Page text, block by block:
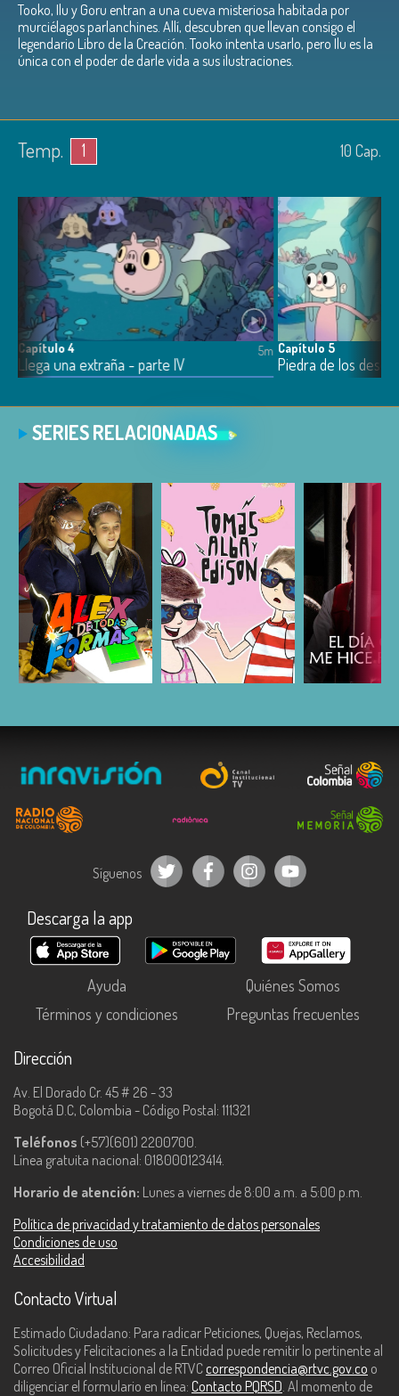
Tooko, Ilu y Goru entran a una cueva misteriosa habitada por
murciélagos parlanchines. Allí, descubren que llevan consigo el
legendario Libro de la Creación. Tooko intenta usarlo, pero Ilu es la
única con el poder de darle vida a sus ilustraciones.
Temp. 1 10 Cap.
Capítulo 4
Llega una extraña - parte IV
5m Capítulo 5
Piedra de los
SERIES RELACIONADAS
ESCUCHAR ESCUCHAR
Síguenos
Descarga la app
Ayuda
Quiénes Somos
Términos y condiciones
Preguntas frecuentes
Dirección
Av. El Dorado Cr. 45 # 26 - 33
Bogotá D.C, Colombia - Código Postal: 111321
Teléfonos (+57)(601) 2200700.
Línea gratuita nacional: 018000123414.
Horario de atención: Lunes a viernes de 8:00 a.m. a 5:00 p.m.
Política de privacidad y tratamiento de datos personales
Condiciones de uso
Accesibilidad
Contacto Virtual
Estimado Ciudadano: Para radicar Peticiones, Quejas, Reclamos,
Solicitudes y Felicitaciones a la Entidad puede remitir lo pertinente al
Correo Oficial Institucional de RTVC correspondencia@rtvc.gov.co o
diligenciar el formulario en línea: Contacto PQRSD. Al momento de